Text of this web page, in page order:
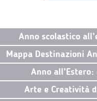
Anno scolastico
Mappa Destinazioni
Anno
Arte e Creatività